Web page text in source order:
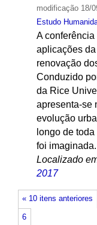
modificação18/
Estudo
A
aplicações
renovação
Conduzido
da Rice
apresenta-se
evolução
longo de
foi imaginada.
Localizado
2017
« 10 itens anteriores
6